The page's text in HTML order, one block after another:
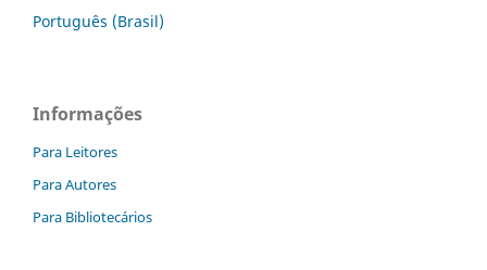
Português (Brasil)
Informações
Para Leitores
Para Autores
Para Bibliotecários